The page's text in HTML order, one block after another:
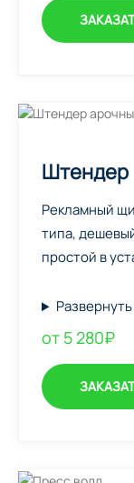
Штендер
Рекламный
типа,
простой в
от 5 280₽